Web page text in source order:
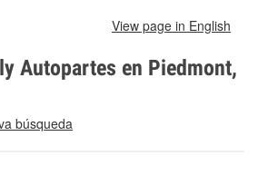
View page in English
Autopartes en Piedmont,
búsqueda